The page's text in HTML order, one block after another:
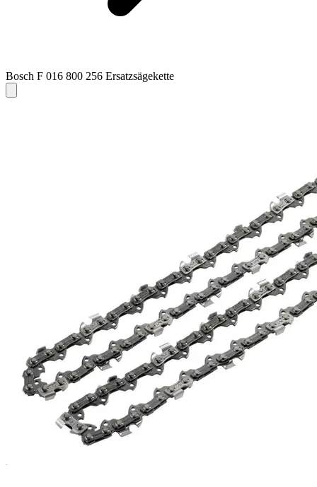
Bosch F 016 800 256 Ersatzsägekette